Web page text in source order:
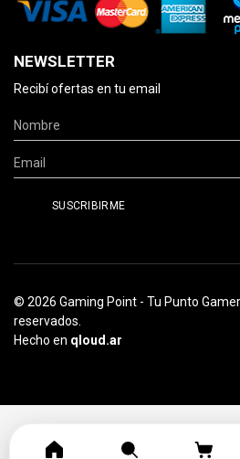
NEWSLETTER
Recibí ofertas en tu email
© 2026 Gaming Point - Tu Punto
reservados.
Hecho en qloud.ar